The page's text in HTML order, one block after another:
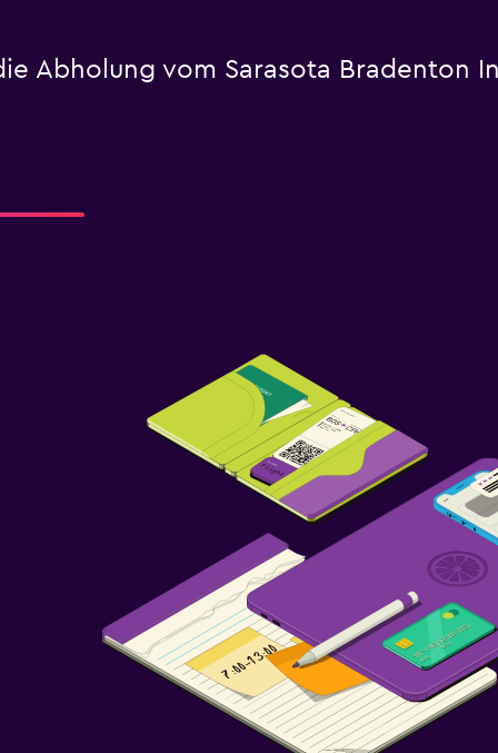
Abholung vom Sarasota Bradenton